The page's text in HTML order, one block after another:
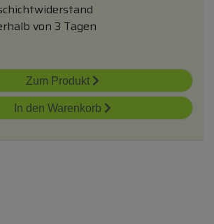
von 3 Tagen
Zum Produkt
In den Warenkorb